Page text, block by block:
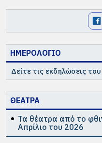
ΗΜΕΡΟΛΟΓΙΟ
Δείτε τις εκδηλώσεις
ΘΕΑΤΡΑ
Τα θέατρα από το
Απρίλιο του 2026